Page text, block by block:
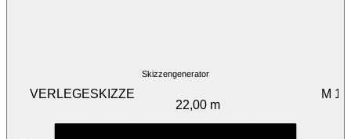
Skizzengenerator
VERLEGESKIZZE M
22,00 m